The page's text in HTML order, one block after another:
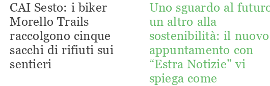
CAI Sesto: i biker
Morello Trails
raccolgono cinque
sacchi di rifiuti sui
sentieri
Uno sguardo al
un altro alla
sostenibilità: il nuovo
appuntamento con
“Estra Notizie” vi
spiega come